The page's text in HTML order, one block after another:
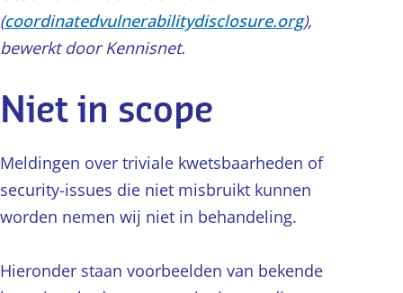
(coordinatedvulnerabilitydisclosure.org),
bewerkt door Kennisnet.
Niet in scope
Meldingen over triviale kwetsbaarheden of
security-issues die niet misbruikt kunnen
worden nemen wij niet in behandeling.
Hieronder staan voorbeelden van bekende